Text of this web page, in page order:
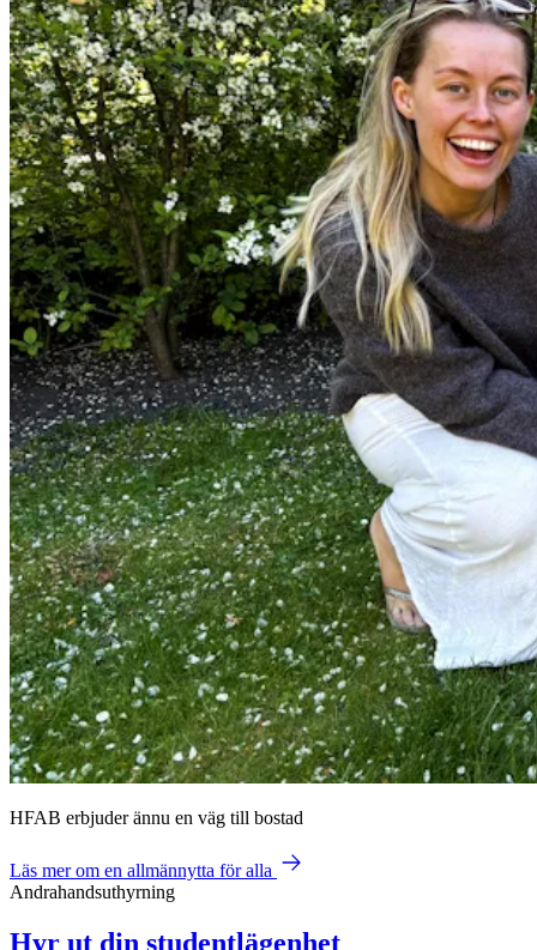
HFAB erbjuder ännu en väg till bostad
Läs mer om en allmännytta för alla
Andrahandsuthyrning
Hyr ut din studentlägenhet